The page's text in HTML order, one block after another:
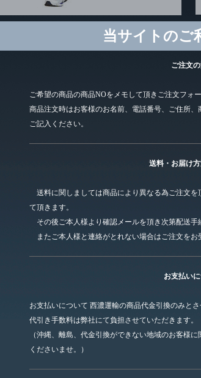
当サイトのご
ご注文
ご希望の商品の商品NOをメモして頂きご注文フォ
商品注文時はお客様のお名前、電話番号、ご住所
ご記入ください。
送料・お届け
送料に関しましては商品により異なる為ご注文
て頂きます。
その後ご本人様より確認メールを頂き次第配送手
またご本人様と連絡がとれない場合はご注文をお
お支払い
お支払いについて 西濃運輸の商品代金引換のみとさ
代引き手数料は弊社にて負担させていただきます。
（沖縄、離島、代金引換ができない地域のお客様
くださいませ。）